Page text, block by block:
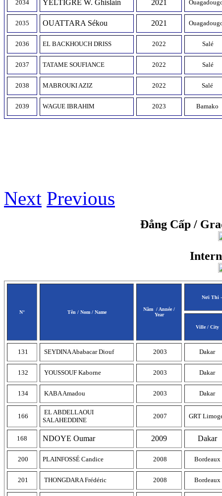
2034 YELTIGRE W. Ghislain 2021
2035 OUATTARA Sékou 2021
2036 EL BACKHOUCH DRISS 2022 Salé
2037 TATAME SOUFIANCE 2022 Salé
2038 MABROUKI AZIZ 2022 Salé
2039 WAGUE IBRAHIM 2023 Bamako
Next Previous
Đẳng Cấp /
N° Tên / Nom / Name
Năm / Année /
Year
Nơi Thi -
Ville / City
131 SEYDINA Ababacar Diouf 2003 Dakar
132 YOUSSOUF Kaborne 2003 Dakar
134 KABA Amadou 2003 Dakar
166
EL ABDELLAOUI
SALAHEDDINE
2007 GRT
168 NDOYE Oumar 2009 Dakar
200 PLAINFOSSÉ Candice 2008 Bordeaux
201 THONGDARA Frédéric 2008 Bordeaux